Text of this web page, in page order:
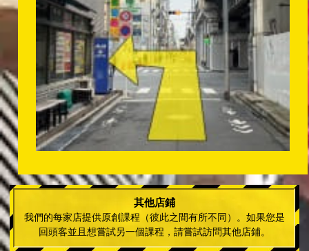
其他店鋪
我們的每家店提供原創課程（彼此之間有所不同）。如果您是
回頭客並且想嘗試另一個課程，請嘗試訪問其他店鋪。